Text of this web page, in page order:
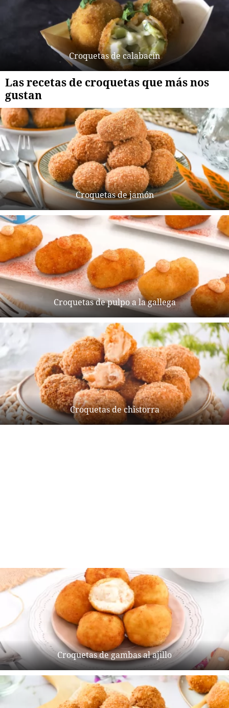
Croquetas de calabacín
Las recetas de croquetas que más nos
gustan
Croquetas de jamón
Croquetas de pulpo a la gallega
Croquetas de chistorra
Croquetas de gambas al ajillo